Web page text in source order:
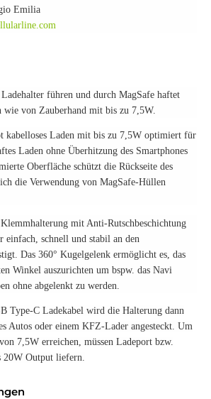
Emilia
führen und durch MagSafe haftet
wie von Zauberhand mit bis zu 7,5W.
kabelloses Laden mit bis zu 7,5W optimiert für
Laden ohne Überhitzung des Smartphones
Oberfläche schützt die Rückseite des
die Verwendung von MagSafe-Hüllen
mit Anti-Rutschbeschichtung
einfach, schnell und stabil an den
Das 360° Kugelgelenk ermöglicht es, das
Winkel auszurichten um bspw. das Navi
ohne abgelenkt zu werden.
Type-C Ladekabel wird die Halterung dann
Autos oder einem KFZ-Lader angesteckt. Um
7,5W erreichen, müssen Ladeport bzw.
Output liefern.